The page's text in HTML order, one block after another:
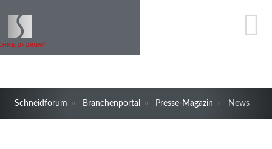
Schneidforum Branchenportal Presse-Magazin News